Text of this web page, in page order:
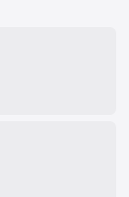
features
resource hub